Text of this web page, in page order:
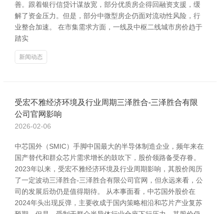
善。跟着银行信贷计谋放宽，部分优质房企得回融资支援，缓
解了资金压力。但是，部分中微型房企仍面对流动性风险，行
业整合加速。 在市集需求方面，一线及中枢二线城市房价趋于
踏实
新闻动态
受宏不雅经济环境及行业周期三泽胜合-三泽胜合有限
公司官网影响
2026-02-06
中芯国外（SMIC）手脚中国最大的半导体制造企业，频年来在
国产替代和群众芯片需求增长的鼓吹下，股价领路备受存眷。
2023年以来，受宏不雅经济环境及行业周期影响，其股价阅历
了一定波动三泽胜合-三泽胜合有限公司官网，但永远来看，公
司的发展后劲仍是值得期待。 从本事面看，中芯国外股价在
2024年头出现反弹，主要收成于国内策略相沿和芯片产业复苏